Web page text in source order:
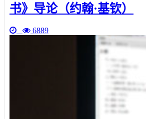
书》导论（约翰·基钦）
6889